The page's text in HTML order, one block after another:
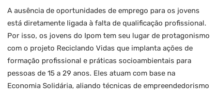
A ausência de oportunidades de emprego para os jovens
está diretamente ligada à falta de qualificação profissional.
Por isso, os jovens do Ipom tem seu lugar de protagonismo
com o projeto Reciclando Vidas que implanta ações de
formação profissional e práticas socioambientais para
pessoas de 15 a 29 anos. Eles atuam com base na
Economia Solidária, aliando técnicas de empreendedorismo